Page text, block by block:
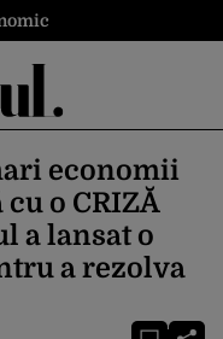
economii
o CRIZĂ
a lansat o
a rezolva